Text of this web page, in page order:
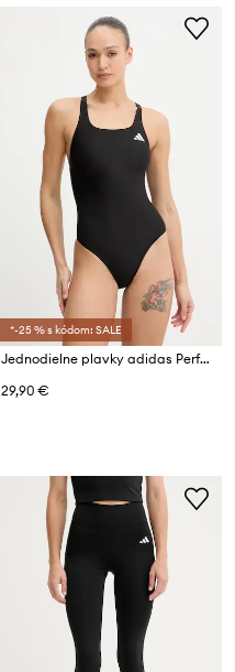
*-25 % s kódom: SALE
Jednodielne plavky adidas Performance Essentials
29,90 €